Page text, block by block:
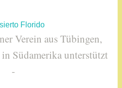
Verein aus Tübingen,
Südamerika unterstützt